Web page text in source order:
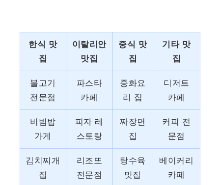
한식 맛
집
이탈리안
맛집
중식 맛
집
기타 맛
집
불고기
전문점
파스타
카페
중화요
리 집
디저트
카페
비빔밥
가게
피자 레
스토랑
짜장면
집
커피 전
문점
김치찌개
집
리조또
전문점
탕수육
맛집
베이커리
카페